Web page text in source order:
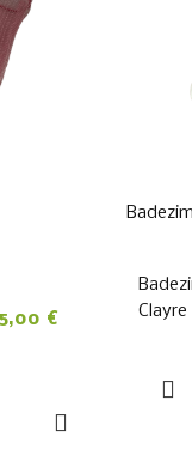
€